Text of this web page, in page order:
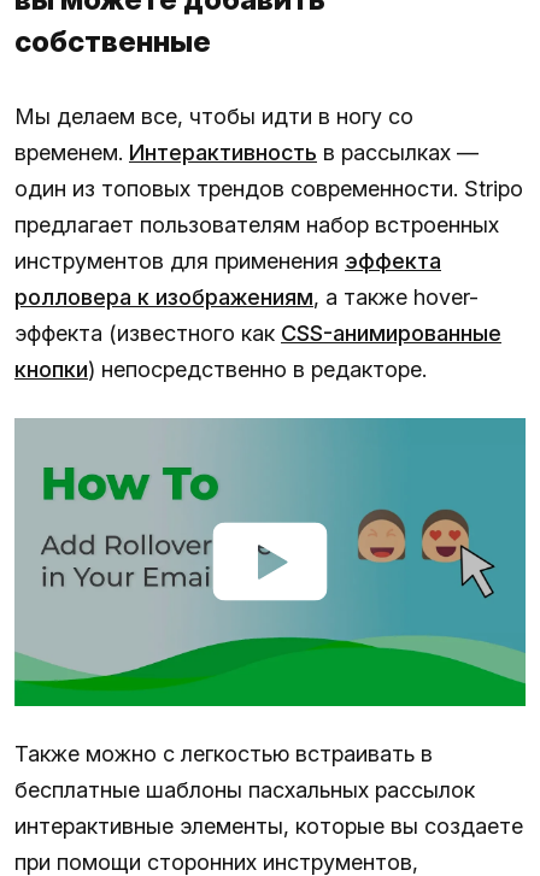
собственные
Мы делаем все, чтобы идти в ногу со
временем. Интерактивность в рассылках —
один из топовых трендов современности. Stripo
предлагает пользователям набор встроенных
инструментов для применения эффекта
ролловера к изображениям, а также hover-
эффекта (известного как CSS-анимированные
кнопки) непосредственно в редакторе.
Также можно с легкостью встраивать в
бесплатные шаблоны пасхальных рассылок
интерактивные элементы, которые вы создаете
при помощи сторонних инструментов,